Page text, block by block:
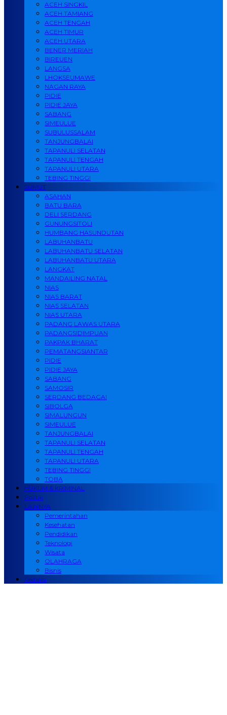
ACEH SINGKIL
ACEH TAMIANG
ACEH TENGAH
ACEH TIMUR
ACEH UTARA
BENER MERIAH
BIREUEN
LANGSA
LHOKSEUMAWE
NAGAN RAYA
PIDIE
PIDIE JAYA
SABANG
SIMEULUE
SUBULUSSALAM
TANJUNGBALAI
TAPANULI SELATAN
TAPANULI TENGAH
TAPANULI UTARA
TEBING TINGGI
SUMUT
ASAHAN
BATU BARA
DELI SERDANG
GUNUNGSITOLI
HUMBANG HASUNDUTAN
LABUHANBATU
LABUHANBATU SELATAN
LABUHANBATU UTARA
LANGKAT
MANDAILING NATAL
NIAS
NIAS BARAT
NIAS SELATAN
NIAS UTARA
PADANG LAWAS UTARA
PADANGSIDIMPUAN
PAKPAK BHARAT
PEMATANGSIANTAR
PIDIE
PIDIE JAYA
SABANG
SAMOSIR
SERDANG BEDAGAI
SIBOLGA
SIMALUNGUN
SIMEULUE
TANJUNGBALAI
TAPANULI SELATAN
TAPANULI TENGAH
TAPANULI UTARA
TEBING TINGGI
TOBA
HUKUM & KRIMINAL
Politik
LAINNYA
Pemerintahan
Kesehatan
Pendidikan
Teknologi
Wisata
OLAHRAGA
Bisnis
Redaksi